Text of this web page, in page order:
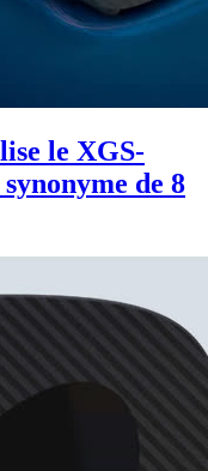
le XGS-
de 8